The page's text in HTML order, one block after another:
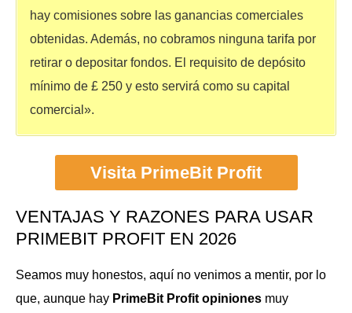
hay comisiones sobre las ganancias comerciales
obtenidas. Además, no cobramos ninguna tarifa por
retirar o depositar fondos. El requisito de depósito
mínimo de £ 250 y esto servirá como su capital
comercial».
Visita PrimeBit Profit
VENTAJAS Y RAZONES PARA USAR
PRIMEBIT PROFIT EN 2026
Seamos muy honestos, aquí no venimos a mentir, por lo
que, aunque hay PrimeBit Profit opiniones muy